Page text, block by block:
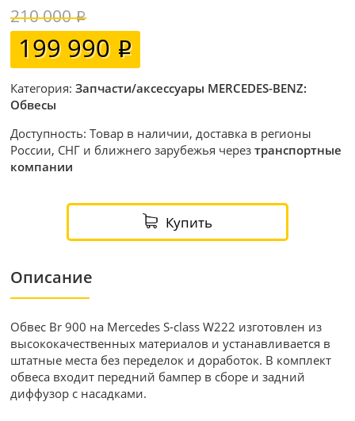
210 000
199 990
Категория:Запчасти/аксессуары MERCEDES-BENZ:
Обвесы
Доступность: Товар в наличии, доставка в регионы
России, СНГ и ближнего зарубежья черезтранспортные
компании
Купить
Описание
Обвес Br 900 на Mercedes S-class W222 изготовлен из
высококачественных материалов и устанавливается в
штатные места без переделок и доработок. В комплект
обвеса входит передний бампер в сборе и задний
диффузор с насадками.